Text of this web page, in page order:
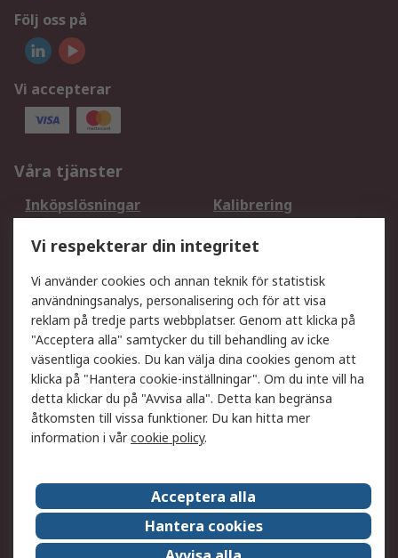
Följ oss på
Vi accepterar
Våra tjänster
Inköpslösningar
Kalibrering
DesignSpark
Teknisk Support
Ditt lokala säljteam
Exportlösningar
Support
Få hjälp
Retur av varor
Leverans
Spåra din order
Begär en fakturakopi
Fördelar med RS-konto
Betalningsalternativ
Om RS
Försäljningsvillkor
Det juridiska
Press Centre
Vi respekterar din integritet
Vi använder cookies och annan teknik för statistisk
användningsanalys, personalisering och för att visa
reklam på tredje parts webbplatser. Genom att klicka på
"Acceptera alla" samtycker du till behandling av icke
väsentliga cookies. Du kan välja dina cookies genom att
klicka på "Hantera cookie-inställningar". Om du inte vill ha
detta klickar du på "Avvisa alla". Detta kan begränsa
åtkomsten till vissa funktioner. Du kan hitta mer
information i vårcookie policy.
Acceptera alla
Hantera cookies